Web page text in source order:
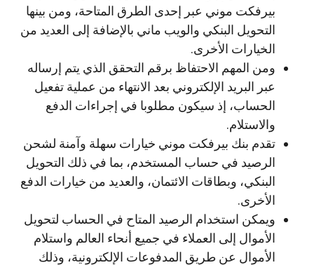
بيرفكت موني عبر إحدى الطرق المتاحة، ومن بينها
التحويل البنكي والويب ماني بالإضافة إلى العديد من
الخيارات الأخرى.
ومن المهم الاحتفاظ برقم التحقق الذي يتم إرساله
عبر البريد الإلكتروني بعد الانتهاء من عملية تفعيل
الحساب، إذ سيكون مطلوبا في إجراءات الدفع
والاستلام.
تقدم بنك بيرفكت موني خيارات سهلة وآمنة لشحن
الرصيد في حساب المستخدم، بما في ذلك التحويل
البنكي، وبطاقات الائتمان، والعديد من خيارات الدفع
الأخرى.
ويمكن استخدام الرصيد المتاح في الحساب لتحويل
الأموال إلى العملاء في جميع أنحاء العالم واستلام
الأموال عن طريق المدفوعات الإلكترونية، وذلك